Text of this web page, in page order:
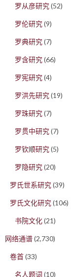
罗从彦研究(52)
罗伦研究(9)
罗典研究(7)
罗含研究(66)
罗宪研究(4)
罗洪先研究(19)
罗珠研究(7)
罗贯中研究(7)
罗钦顺研究(5)
罗隐研究(20)
罗氏世系研究(39)
罗氏文化研究(106)
书院文化(21)
网络通谱(2,730)
卷首(33)
名人题词 (10)